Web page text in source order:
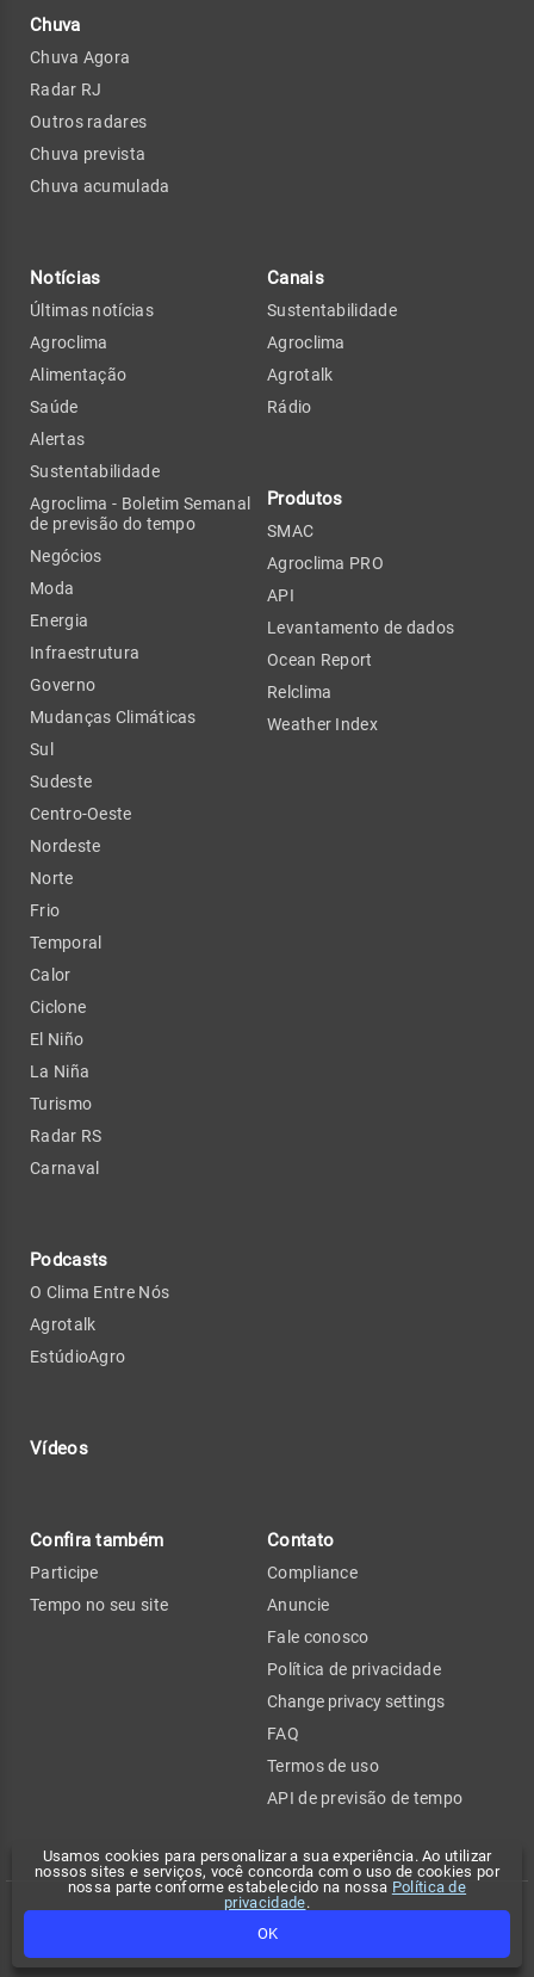
Usamos cookies para personalizar a sua experiência. Ao utilizar
nossos sites e serviços, você concorda com o uso de cookies por
nossa parte conforme estabelecido na nossa Política de
privacidade.
OK
Chuva
Chuva Agora
Radar RJ
Outros radares
Chuva prevista
Chuva acumulada
Notícias
Últimas notícias
Agroclima
Alimentação
Saúde
Alertas
Sustentabilidade
Agroclima - Boletim Semanal
de previsão do tempo
Negócios
Moda
Energia
Infraestrutura
Governo
Mudanças Climáticas
Sul
Sudeste
Centro-Oeste
Nordeste
Norte
Frio
Temporal
Calor
Ciclone
El Niño
La Niña
Turismo
Radar RS
Carnaval
Podcasts
O Clima Entre Nós
Agrotalk
EstúdioAgro
Vídeos
Canais
Sustentabilidade
Agroclima
Agrotalk
Rádio
Produtos
SMAC
Agroclima PRO
API
Levantamento de dados
Ocean Report
Relclima
Weather Index
Confira também
Participe
Tempo no seu site
Contato
Compliance
Anuncie
Fale conosco
Política de privacidade
Change privacy settings
FAQ
Termos de uso
API de previsão de tempo
Copyright 2026 - Climatempo. Todos os direitos reservados.